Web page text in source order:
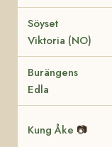
Söyset
Viktoria (NO)
Burängens
Edla
Kung Åke 📷